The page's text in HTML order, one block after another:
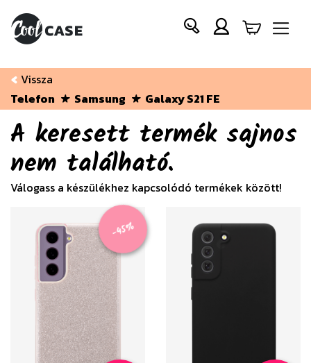
Vissza
Telefon
Samsung Galaxy S21 FE
A keresett termék sajnos
nem található.
Válogass a készülékhez kapcsolódó termékek között!
-45%